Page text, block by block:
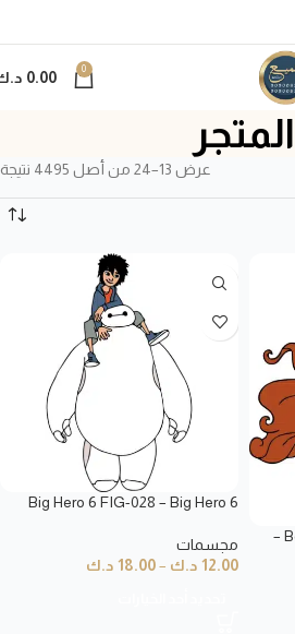
0
0.00
المتجر
عرض 13–24 من أصل 4495 نتيجة
Beauty and the Beast FIG-007 –
Big Hero 6 FIG-028 – Big Hero 6
مجسمات
12.00 د.ك –
18.00 د.ك